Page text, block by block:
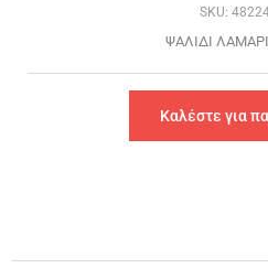
SKU:
ΨΑΛΙΔΙ
Καλέστε για